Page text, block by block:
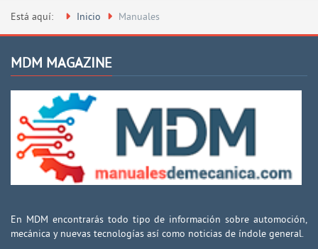
Está aquí: Inicio Manuales
MDM MAGAZINE
En MDM encontrarás todo tipo de información sobre automoción,
mecánica y nuevas tecnologías así como noticias de índole general.